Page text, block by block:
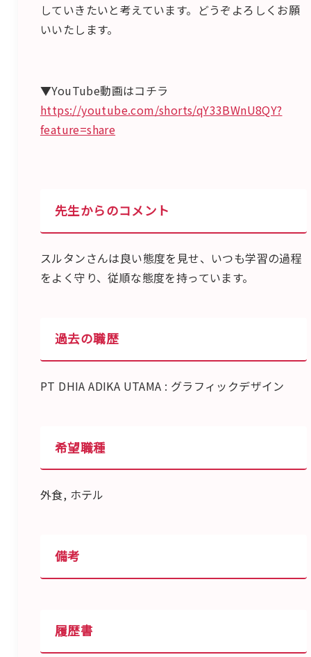
していきたいと考えています。どうぞよろしくお願
いいたします。
▼YouTube動画はコチラ
https://youtube.com/shorts/qY33BWnU8QY?
feature=share
先生からのコメント
スルタンさんは良い態度を見せ、いつも学習の過程
をよく守り、従順な態度を持っています。
過去の職歴
PT DHIA ADIKA UTAMA : グラフィックデザイン
希望職種
外食, ホテル
備考
履歴書